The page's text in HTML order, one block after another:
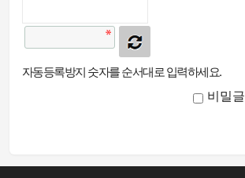
자동등록방지 숫자를 순서대로 입력하세요.
비밀글